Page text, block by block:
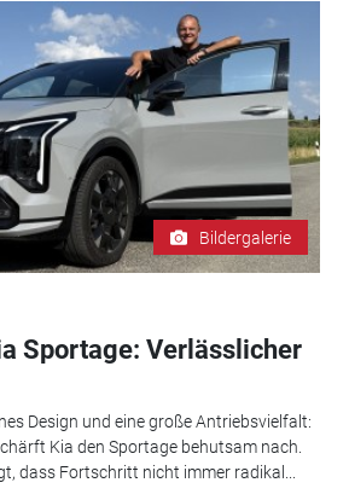
Bildergalerie
Sportage: Verlässlicher
Design und eine große Antriebsvielfalt:
Kia den Sportage behutsam nach.
dass Fortschritt nicht immer radikal...